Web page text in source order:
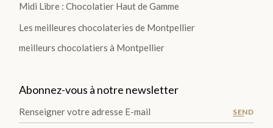
Midi Libre : Chocolatier Haut de Gamme
Les meilleures chocolateries de Montpellier
meilleurs chocolatiers à Montpellier
Abonnez-vous à notre newsletter
SEND